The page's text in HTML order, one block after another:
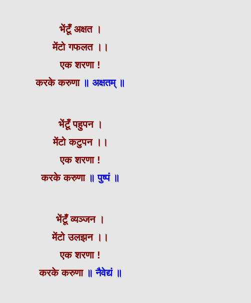
भेंटूँ अक्षत ।
मेंटो गफलत ।।
एक शरणा !
करके करुणा ॥ अक्षतम् ॥
भेंटूँ पहुपन ।
मेंटो कटुपन ।।
एक शरणा !
करके करुणा ॥ पुष्पं ॥
भेंटूँ व्यञ्जन ।
मेंटो उलझन ।।
एक शरणा !
करके करुणा॥ नैवेद्यं ॥